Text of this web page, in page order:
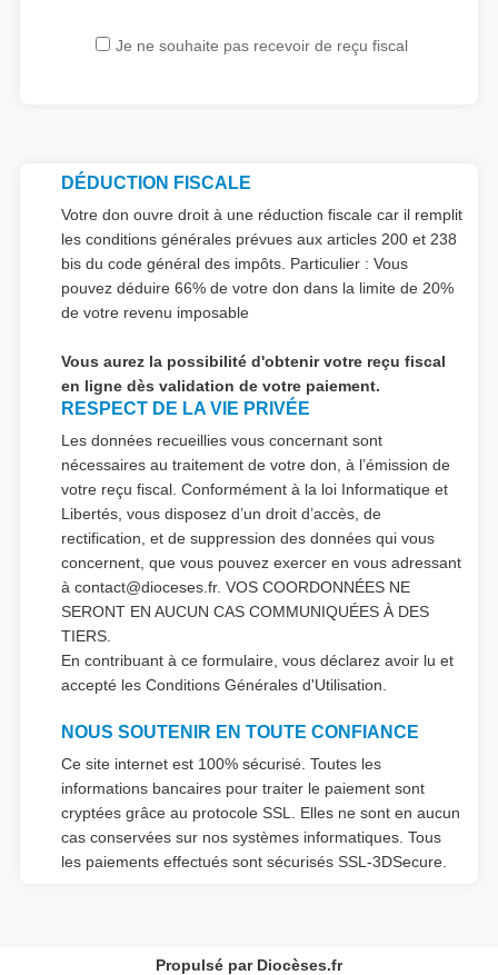
Je ne souhaite pas recevoir de reçu fiscal
DÉDUCTION FISCALE
Votre don ouvre droit à une réduction fiscale car il remplit
les conditions générales prévues aux articles 200 et 238
bis du code général des impôts. Particulier : Vous
pouvez déduire 66% de votre don dans la limite de 20%
de votre revenu imposable
Vous aurez la possibilité d'obtenir votre reçu fiscal
en ligne dès validation de votre paiement.
RESPECT DE LA VIE PRIVÉE
Les données recueillies vous concernant sont
nécessaires au traitement de votre don, à l’émission de
votre reçu fiscal. Conformément à la loi Informatique et
Libertés, vous disposez d’un droit d’accès, de
rectification, et de suppression des données qui vous
concernent, que vous pouvez exercer en vous adressant
àcontact@dioceses.fr. VOS COORDONNÉES NE
SERONT EN AUCUN CAS COMMUNIQUÉES À DES
TIERS.
En contribuant à ce formulaire, vous déclarez avoir lu et
accepté lesConditions Générales d'Utilisation.
NOUS SOUTENIR EN TOUTE CONFIANCE
Ce site internet est 100% sécurisé. Toutes les
informations bancaires pour traiter le paiement sont
cryptées grâce au protocole SSL. Elles ne sont en aucun
cas conservées sur nos systèmes informatiques. Tous
les paiements effectués sont sécurisés SSL-3DSecure.
Propulsé par Diocèses.fr